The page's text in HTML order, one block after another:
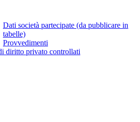
Dati società partecipate (da pubblicare in
tabelle)
Provvedimenti
diritto privato controllati